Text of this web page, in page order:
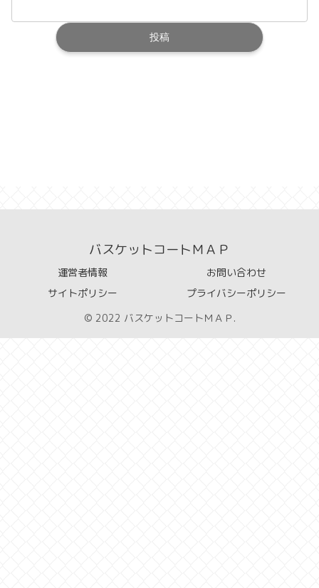
バスケットコートＭＡＰ
運営者情報
お問い合わせ
サイトポリシー
プライバシーポリシー
© 2022 バスケットコートＭＡＰ.